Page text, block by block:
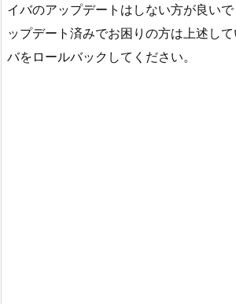
イバのアップデートはしない方が良い
ップデート済みでお困りの方は上述し
バをロールバックしてください。